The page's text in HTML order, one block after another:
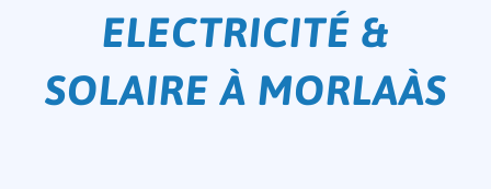
ELECTRICITÉ &
SOLAIRE À MORLAÀS